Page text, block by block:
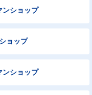
ンショップ
ョップ
ンショップ